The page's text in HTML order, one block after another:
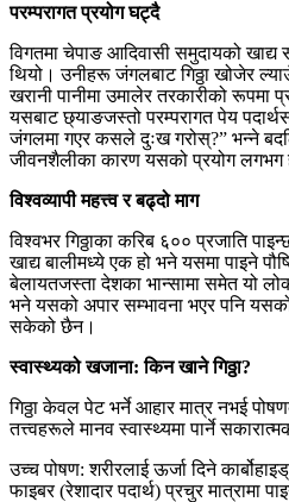
परम्परागत प्रयोग घट्दै
विगतमा चेपाङ आदिवासी समुदायको खाद्य
थियो। उनीहरू जंगलबाट गिठ्ठा खोजेर
खरानी पानीमा उमालेर तरकारीको रूपमा
यसबाट छ्याङजस्तो परम्परागत पेय
जंगलमा गएर कसले दुःख गरोस्?” भन्ने
जीवनशैलीका कारण यसको प्रयोग लगभग
विश्वव्यापी महत्त्व र बढ्दो माग
विश्वभर गिठ्ठाका करिब ६०० प्रजाति
खाद्य बालीमध्ये एक हो भने यसमा पाइने
बेलायतजस्ता देशका भान्सामा समेत यो
भने यसको अपार सम्भावना भएर पनि यसको
सकेको छैन।
स्वास्थ्यको खजाना: किन खाने गिठ्ठा?
गिठ्ठा केवल पेट भर्ने आहार मात्र नभई
तत्त्वहरूले मानव स्वास्थ्यमा पार्ने
उच्च पोषण: शरीरलाई ऊर्जा दिने
फाइबर (रेशादार पदार्थ) प्रचुर मात्रामा